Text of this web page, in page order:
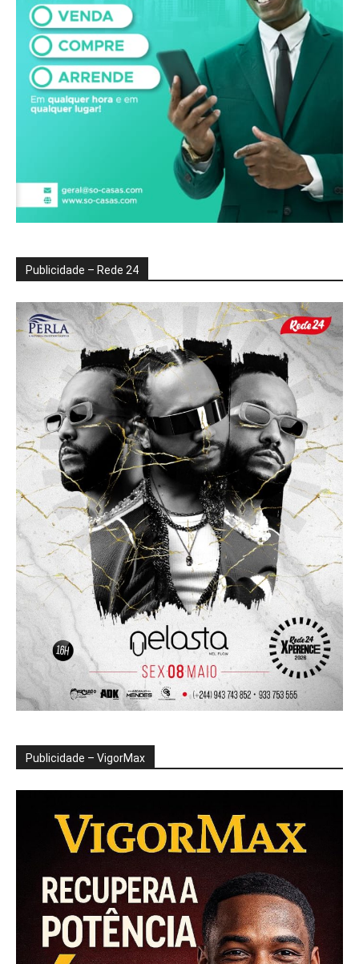
Publicidade – Rede 24
Publicidade – VigorMax